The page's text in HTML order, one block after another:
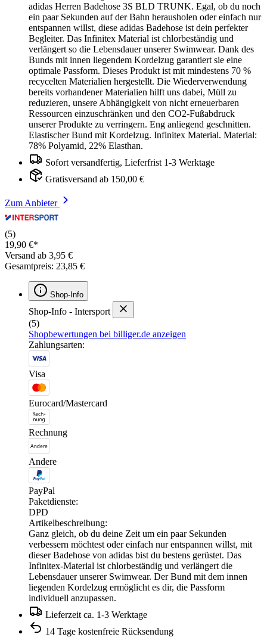
adidas Herren Badehose 3S BLD TRUNK. Egal, ob du noch
ein paar Sekunden auf der Bahn herausholen oder einfach nur
entspannen willst, diese adidas Badehose ist dein perfekter
Begleiter. Das Infinitex Material ist chlorbeständig und
verlängert so die Lebensdauer unserer Swimwear. Dank des
Bunds mit innen liegendem Kordelzug garantiert sie eine
optimale Passform. Dieses Produkt ist mit mindestens 70 %
recycelten Materialien hergestellt. Die Wiederverwendung
bereits vorhandener Materialien hilft uns dabei, Müll zu
reduzieren, unsere Abhängigkeit von nicht erneuerbaren
Ressourcen einzuschränken und den CO2-Fußabdruck
unserer Produkte zu verringern. Eng anliegend geschnitten.
Elastischer Bund mit Kordelzug. Infinitex Material. Material:
78% Polyamid, 22% Elasthan.
Sofort versandfertig, Lieferfrist 1-3 Werktage
Gratisversand ab 150,00 €
Zum Anbieter
(5)
19,90 €*
Versand ab 3,95 €
Gesamtpreis: 23,85 €
Shop-Info
Shop-Info - Intersport
(5)
Shopbewertungen bei billiger.de anzeigen
Zahlungsarten:
Visa
Eurocard/Mastercard
Rechnung
Andere
PayPal
Paketdienste:
DPD
Artikelbeschreibung:
Ganz gleich, ob du deine Zeit um ein paar Sekunden
verbessern möchtest oder einfach nur entspannen willst, mit
dieser Badehose von adidas bist du bestens gerüstet. Das
Infinitex-Material ist chlorbeständig und verlängert die
Lebensdauer unserer Swimwear. Der Bund mit dem innen
liegenden Kordelzug ermöglicht es dir, die Passform
individuell anzupassen.
Lieferzeit ca. 1-3 Werktage
14 Tage kostenfreie Rücksendung